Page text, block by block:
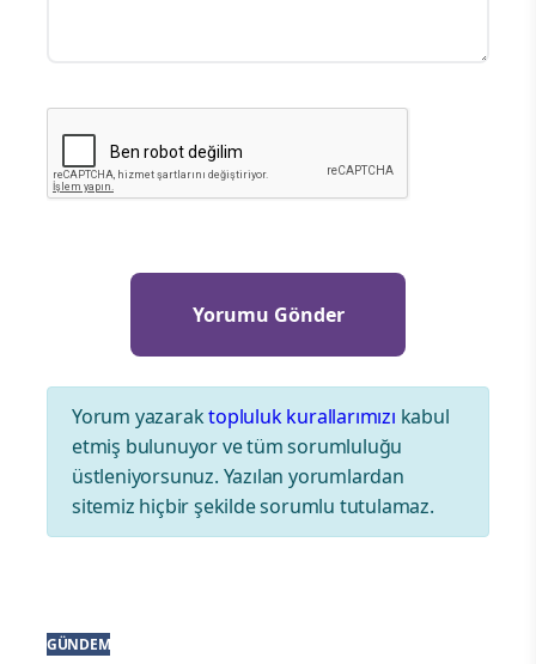
Yorum yazaraktopluluk kurallarımızı kabul
etmiş bulunuyor ve tüm sorumluluğu
üstleniyorsunuz. Yazılan yorumlardan
sitemiz hiçbir şekilde sorumlu tutulamaz.
GÜNDEM